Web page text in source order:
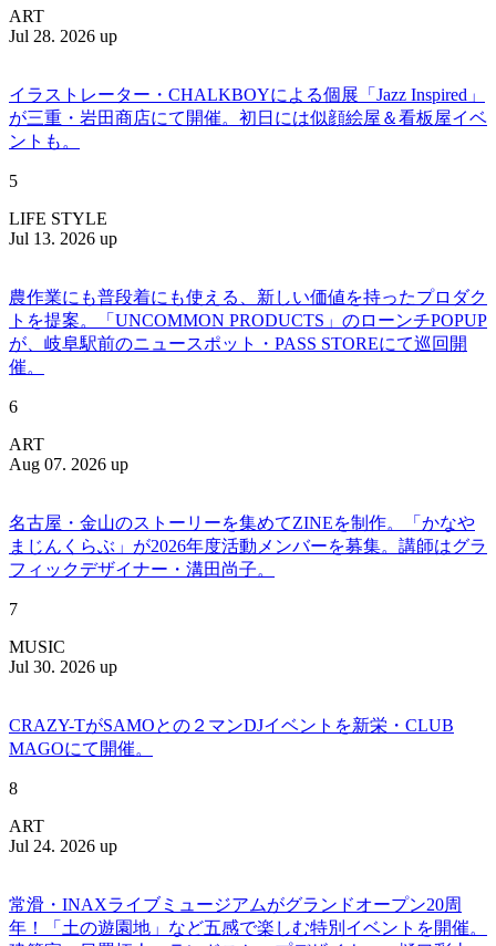
ART
Jul 28. 2026 up
イラストレーター・CHALKBOYによる個展「Jazz Inspired」
が三重・岩田商店にて開催。初日には似顔絵屋＆看板屋イベ
ントも。
5
LIFE STYLE
Jul 13. 2026 up
農作業にも普段着にも使える、新しい価値を持ったプロダク
トを提案。「UNCOMMON PRODUCTS」のローンチPOPUP
が、岐阜駅前のニュースポット・PASS STOREにて巡回開
催。
6
ART
Aug 07. 2026 up
名古屋・金山のストーリーを集めてZINEを制作。「かなや
まじんくらぶ」が2026年度活動メンバーを募集。講師はグラ
フィックデザイナー・溝田尚子。
7
MUSIC
Jul 30. 2026 up
CRAZY-TがSAMOとの２マンDJイベントを新栄・CLUB
MAGOにて開催。
8
ART
Jul 24. 2026 up
常滑・INAXライブミュージアムがグランドオープン20周
年！「土の遊園地」など五感で楽しむ特別イベントを開催。